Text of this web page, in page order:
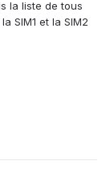
la liste de tous
SIM1 et la SIM2